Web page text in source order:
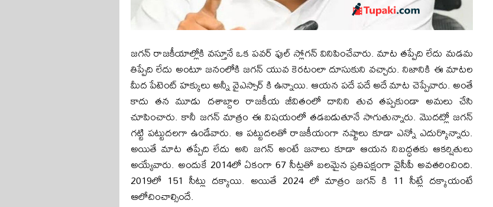
జగన్ రాజకీయాల్లోకి వస్తూనే ఒక పవర్ ఫుల్ స్లోగన్ వినిపించేవారు. మాట తప్పేది లేదు మడమ
తిప్పేది లేదు అంటూ జనంలోకి జగన్ యువ కెరటంలా దూసుకుని వచ్చారు. నిజానికి ఈ మాటల
మీద పేటెంట్ హక్కులు అన్నీ వైఎస్సార్ కి ఉన్నాయి. ఆయన పదే పదే అదే మాట చెప్పేవారు. అంతే
కాదు తన మూడు దశాబ్దాల రాజకీయ జీవితంలో దానిని తుచ తప్పకుండా అమలు చేసి
చూపించారు. కానీ జగన్ మాత్రం ఈ విషయంలో తడబడుతూనే సాగుతున్నారు. మొదట్లో జగన్
గట్టి పట్టుదలగా ఉండేవారు. ఆ పట్టుదలతో రాజకీయంగా నష్టాలు కూడా ఎన్నో ఎదుర్కొన్నారు.
అయితే మాట తప్పేది లేదు అని జగన్ అంటే జనాలు కూడా ఆయన నిబద్ధతకు ఆకర్షితులు
అయ్యేవారు. అందుకే 2014లో ఏకంగా 67 సీట్లతో బలమైన ప్రతిపక్షంగా వైసీపీ అవతరించింది.
2019లో 151 సీట్లు దక్కాయి. అయితే 2024 లో మాత్రం జగన్ కి 11 సీట్లే దక్కాయంటే
ఆలోచించాల్సిందే.